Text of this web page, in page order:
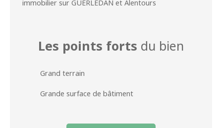
immobilier sur GUERLEDAN et Alentours
Les points forts du bien
Grand terrain
Grande surface de bâtiment